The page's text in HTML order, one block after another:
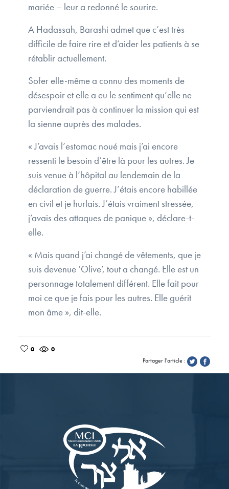
mariée – leur a redonné le sourire.
A Hadassah, Barashi admet que c’est très
difficile de faire rire et d’aider les patients à se
rétablir actuellement.
Sofer elle-même a connu des moments de
désespoir et elle a eu le sentiment qu’elle ne
parviendrait pas à continuer la mission qui est
la sienne auprès des malades.
« J’avais l’estomac noué mais j’ai encore
ressenti le besoin d’être là pour les autres. Je
suis venue à l’hôpital au lendemain de la
déclaration de guerre. J’étais encore habillée
en civil et je hurlais. J’étais vraiment stressée,
j’avais des attaques de panique », déclare-t-
elle.
« Mais quand j’ai changé de vêtements, que je
suis devenue ‘Olive’, tout a changé. Elle est un
personnage totalement différent. Elle fait pour
moi ce que je fais pour les autres. Elle guérit
mon âme », dit-elle.
0
0
Partager l'article :